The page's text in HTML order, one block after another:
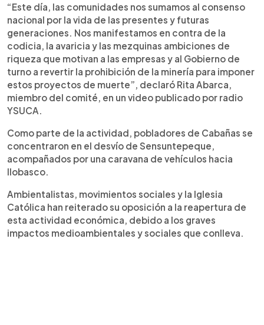
“Este día, las comunidades nos sumamos al consenso
nacional por la vida de las presentes y futuras
generaciones. Nos manifestamos en contra de la
codicia, la avaricia y las mezquinas ambiciones de
riqueza que motivan a las empresas y al Gobierno de
turno a revertir la prohibición de la minería para imponer
estos proyectos de muerte”, declaró Rita Abarca,
miembro del comité, en un video publicado por radio
YSUCA.
Como parte de la actividad, pobladores de Cabañas se
concentraron en el desvío de Sensuntepeque,
acompañados por una caravana de vehículos hacia
Ilobasco.
Ambientalistas, movimientos sociales y la Iglesia
Católica han reiterado su oposición a la reapertura de
esta actividad económica, debido a los graves
impactos medioambientales y sociales que conlleva.